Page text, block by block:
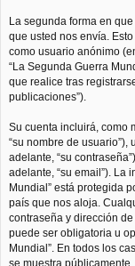
La segunda forma en
que usted nos envía.
como usuario anónimo
“La Segunda Guerra
que realice tras
publicaciones”).
Su cuenta incluirá, como
“su nombre de
adelante, “su
adelante, “su email”). La
Mundial” está protegida
país que nos aloja.
contraseña y dirección
puede ser obligatoria u
Mundial”. En todos los
se muestra